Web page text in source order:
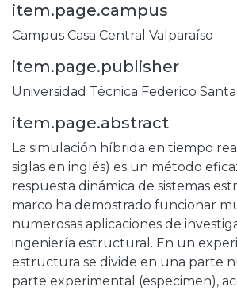
item.page.campus
Campus Casa Central Valparaíso
item.page.publisher
Universidad Técnica Federico
item.page.abstract
La simulación híbrida en tiempo
siglas en inglés) es un método
respuesta dinámica de sistemas
marco ha demostrado funcionar
numerosas aplicaciones de
ingeniería estructural. En un
estructura se divide en una parte
parte experimental (especimen),